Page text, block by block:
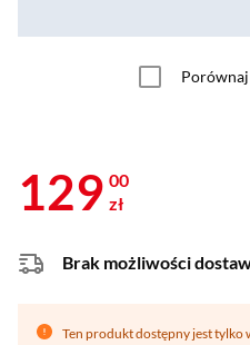
Porównaj
129 00
zł
Brak możliwości
Ten produkt dostępny jest tylko